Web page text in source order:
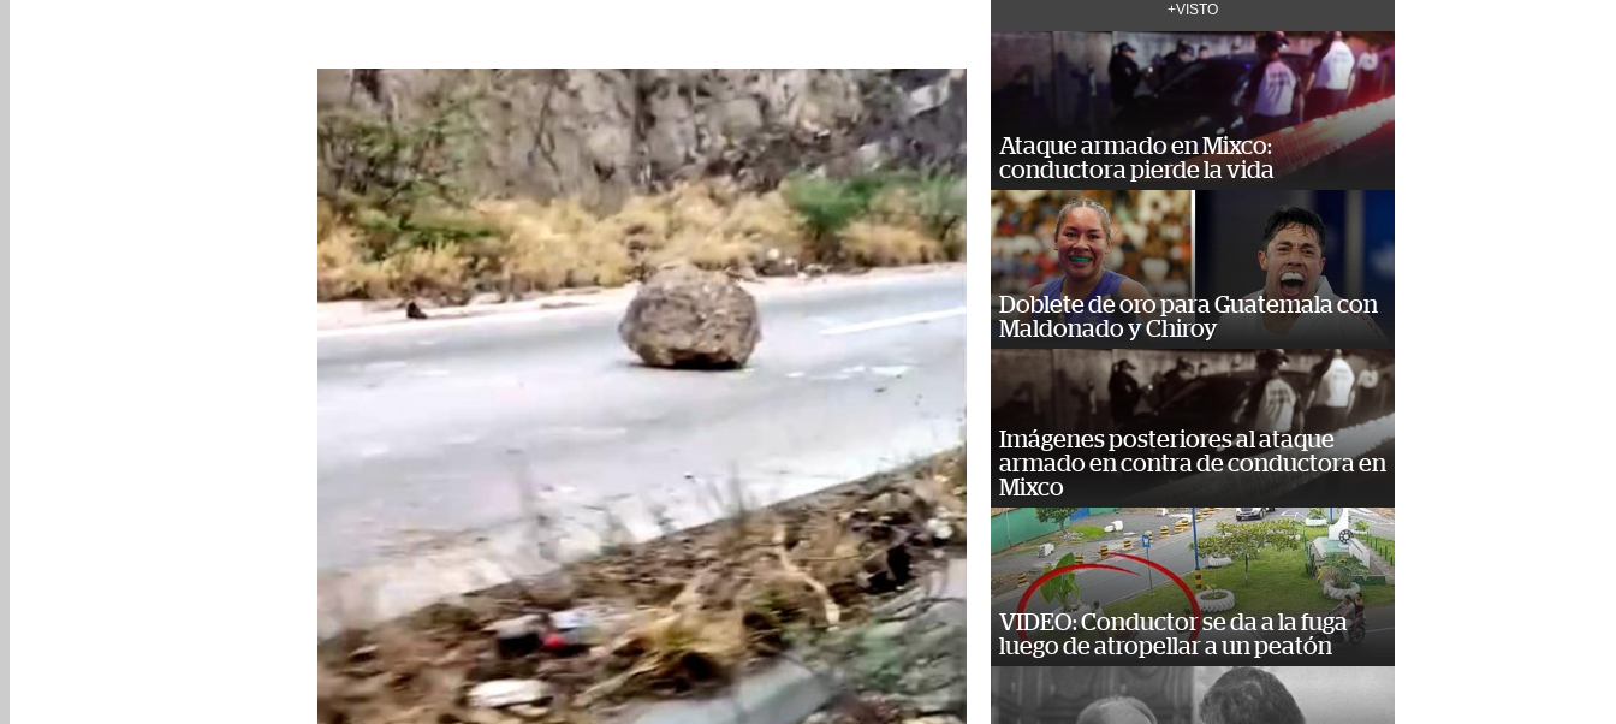
+VISTO
Ataque armado en Mixco:
conductora pierde la vida
Doblete de oro para Guatemala con
Maldonado y Chiroy
Imágenes posteriores al ataque
armado en contra de conductora en
Mixco
VIDEO: Conductor se da a la fuga
luego de atropellar a un peatón